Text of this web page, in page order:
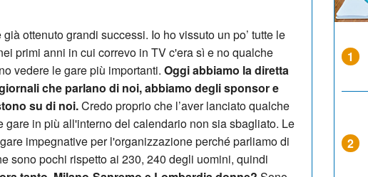
ottenuto grandi successi. Io ho vissuto un po’ tutte le
primi anni in cui correvo in TV c'era sì e no qualche
vedere le gare più importanti. Oggi abbiamo la diretta
che parlano di noi, abbiamo degli sponsor e
su di noi.Credo proprio che l’aver lanciato qualche
gare in più all'interno del calendario non sia sbagliato. Le
impegnative per l'organizzazione perché parliamo di
sono pochi rispetto ai 230, 240 degli uomini, quindi
1
2